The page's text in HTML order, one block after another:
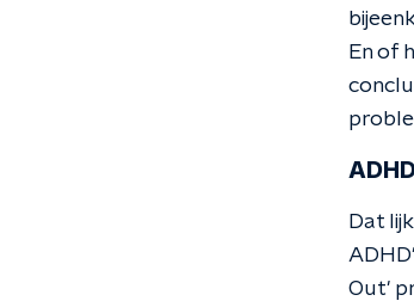
En of
Dat
Out'